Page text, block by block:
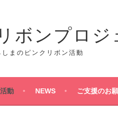
ボンプロジ
まのピンクリボン活動
動 NEWS ご支援のお